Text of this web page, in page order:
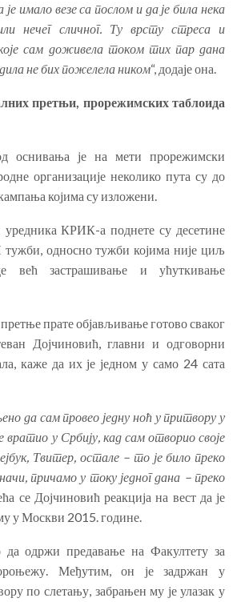
имало везе са послом и да је била нека
нечег сличног. Ту врсту стреса и
сам доживела током тих пар дана
не бих пожелела ником“, додаје она.
претњи, прорежимских таблоида
оснивања је на мети прорежимски
организације неколико пута су до
којима су изложени.
КРИК-а поднете су десетине
односно тужби којима није циљ
већ застрашивање и ућуткивање
прате објављивање готово сваког
Дојчиновић, главни и одговорни
каже да их је једном у само 24 сата
да сам провео једну ноћ у притвору у
вратио у Србију, кад сам отворио своје
Твитер, остале – то је било преко
причамо у току једног дана – преко
се Дојчиновић реакција на вест да је
у Москви 2015. године.
да одржи предавање на Факултету за
Међутим, он је задржан у
по слетању, забрањен му је улазак у